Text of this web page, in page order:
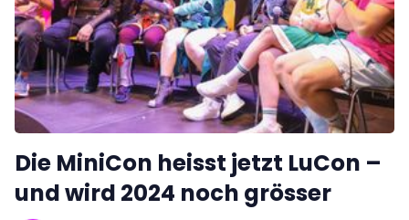
Die MiniCon heisst jetzt LuCon –
und wird 2024 noch grösser